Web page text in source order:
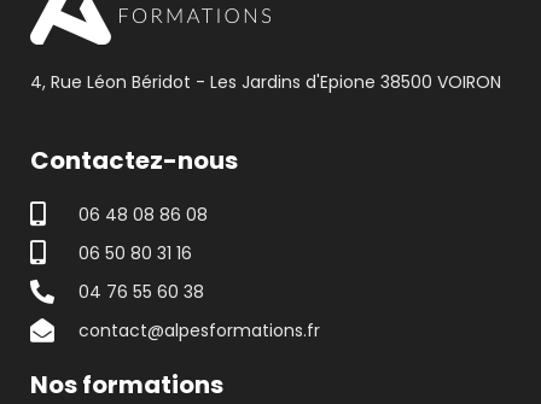
4, Rue Léon Béridot - Les Jardins d'Epione 38500 VOIRON
Contactez-nous
06 48 08 86 08
06 50 80 31 16
04 76 55 60 38
contact@alpesformations.fr
Nos formations